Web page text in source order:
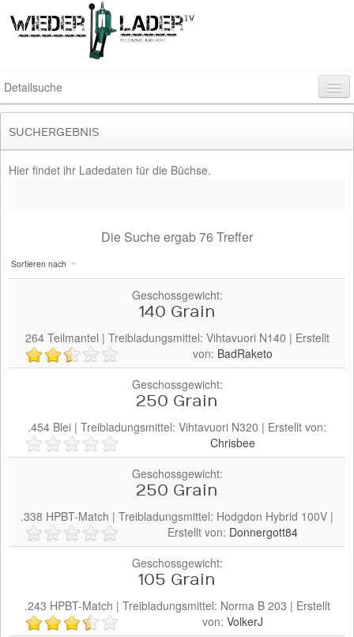
Detailsuche
Rubrik
Pulvertyp
SUCHERGEBNIS
Hier findet ihr Ladedaten für die Büchse.
Die Suche ergab76 Treffer
Sortieren nach
Geschossgewicht:
140 Grain
264 Teilmantel | Treibladungsmittel: Vihtavuori N140 | Erstellt
von: BadRaketo
Geschossgewicht:
250 Grain
.454 Blei | Treibladungsmittel: Vihtavuori N320 | Erstellt von:
Chrisbee
Geschossgewicht:
250 Grain
.338 HPBT-Match | Treibladungsmittel: Hodgdon Hybrid 100V |
Erstellt von: Donnergott84
Geschossgewicht:
105 Grain
.243 HPBT-Match | Treibladungsmittel: Norma B 203 | Erstellt
von: VolkerJ